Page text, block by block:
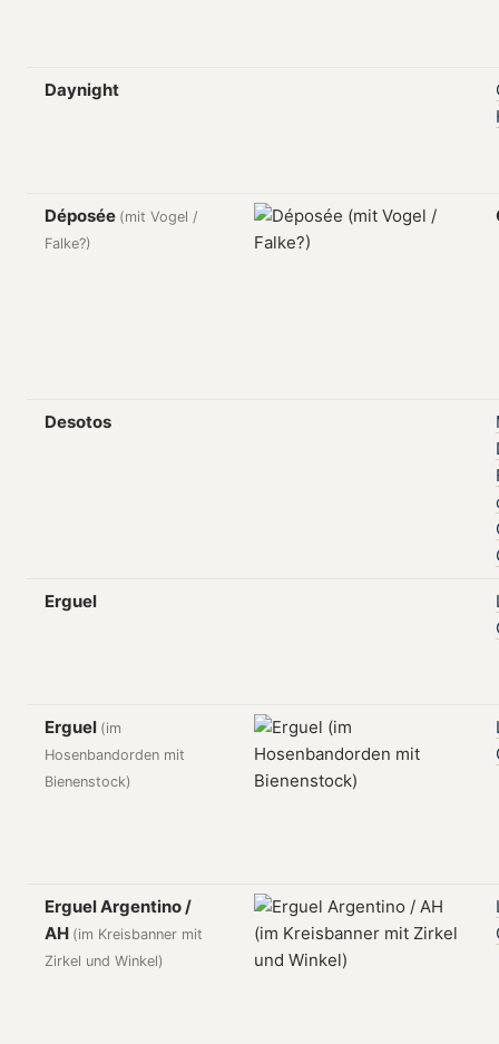
Daynight
Déposée (mit Vogel /
Falke?)
Desotos
Erguel
Erguel (im
Hosenbandorden mit
Bienenstock)
Erguel Argentino /
AH (im Kreisbanner mit
Zirkel und Winkel)